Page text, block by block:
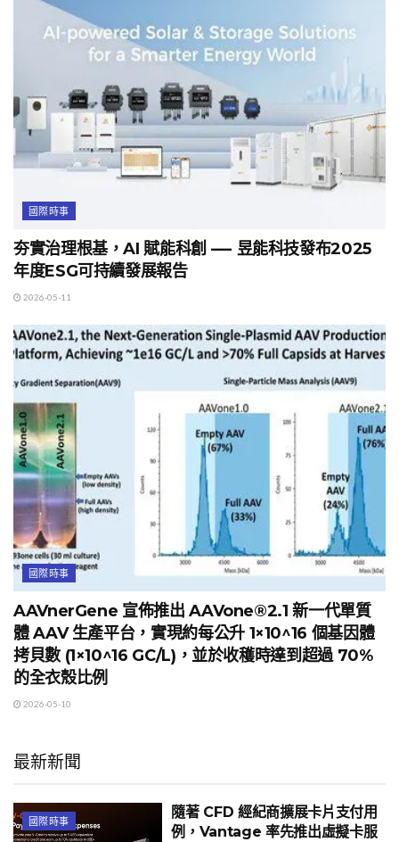
國際時事
夯實治理根基，AI 賦能科創 —- 昱能科技發布2025
年度ESG可持續發展報告
2026-05-11
國際時事
AAVnerGene 宣佈推出 AAVone®2.1 新一代單質
體 AAV 生產平台，實現約每公升 1×10^16 個基因體
拷貝數 (1×10^16 GC/L)，並於收穫時達到超過 70%
的全衣殼比例
2026-05-10
最新新聞
國際時事
隨著 CFD 經紀商擴展卡片支付用
例，Vantage 率先推出虛擬卡服